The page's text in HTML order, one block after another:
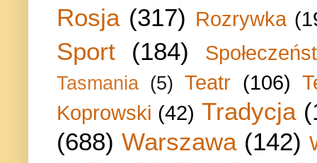
Rosja (317) Rozrywka
Sport (184)
Tasmania (5) Teatr (106)
Koprowski (42) Tradycja
(688) Warszawa (142)